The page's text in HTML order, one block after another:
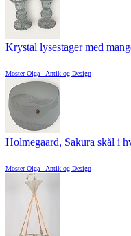
Krystal lysestager med
Moster Olga - Antik og Design
Holmegaard, Sakura skål i
Moster Olga - Antik og Design